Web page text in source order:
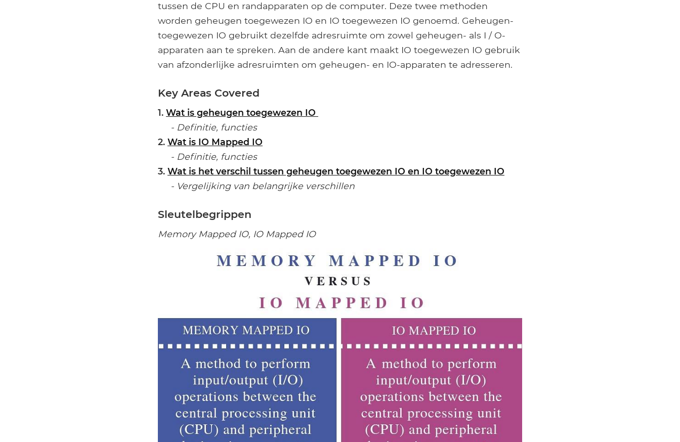
tussen de CPU en randapparaten op de computer. Deze twee methoden
worden geheugen toegewezen IO en IO toegewezen IO genoemd. Geheugen-
toegewezen IO gebruikt dezelfde adresruimte om zowel geheugen- als I / O-
apparaten aan te spreken. Aan de andere kant maakt IO toegewezen IO gebruik
van afzonderlijke adresruimten om geheugen- en IO-apparaten te adresseren.
Key Areas Covered
1. Wat is geheugen toegewezen IO
- Definitie, functies
2. Wat is IO Mapped IO
- Definitie, functies
3. Wat is het verschil tussen geheugen toegewezen IO en IO toegewezen IO
- Vergelijking van belangrijke verschillen
Sleutelbegrippen
Memory Mapped IO, IO Mapped IO